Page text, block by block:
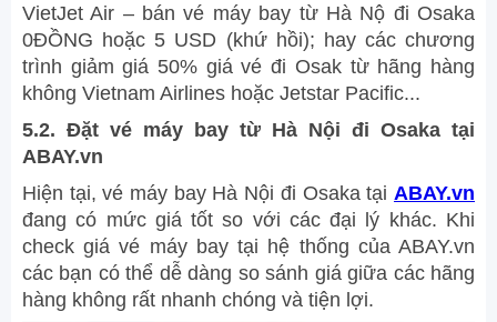
VietJet Air – bán vé máy bay từ Hà Nộ đi Osaka
0ĐỒNG hoặc 5 USD (khứ hồi); hay các chương
trình giảm giá 50% giá vé đi Osak từ hãng hàng
không Vietnam Airlines hoặc Jetstar Pacific...
5.2. Đặt vé máy bay từ Hà Nội đi Osaka tại
ABAY.vn
Hiện tại, vé máy bay Hà Nội đi Osaka tại ABAY.vn
đang có mức giá tốt so với các đại lý khác. Khi
check giá vé máy bay tại hệ thống của ABAY.vn
các bạn có thể dễ dàng so sánh giá giữa các hãng
hàng không rất nhanh chóng và tiện lợi.